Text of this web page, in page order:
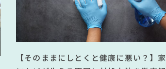
【そのままにしとくと健康に悪い？】